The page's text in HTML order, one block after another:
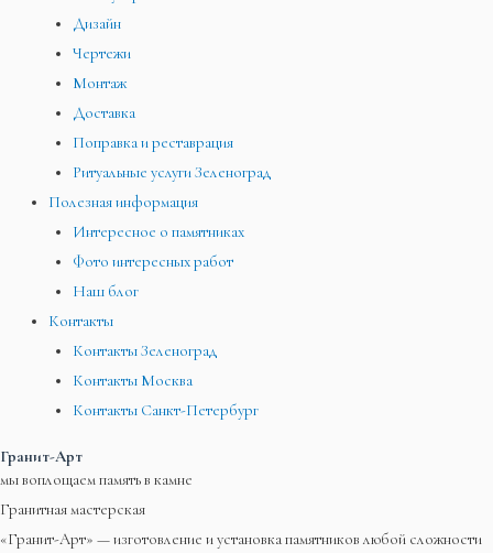
Дизайн
Чертежи
Монтаж
Доставка
Поправка и реставрация
Ритуальные услуги Зеленоград
Полезная информация
Интересное о памятниках
Фото интересных работ
Наш блог
Контакты
Контакты Зеленоград
Контакты Москва
Контакты Санкт-Петербург
Гранит-Арт
мы воплощаем память в камне
Гранитная мастерская
«Гранит-Арт» — изготовление и установка памятников любой сложности